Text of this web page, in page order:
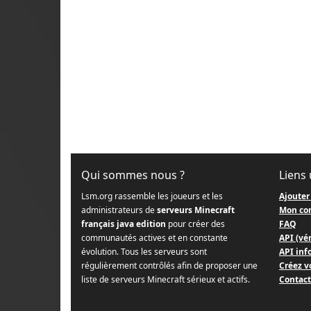
Qui sommes nous ?
Lsm.org rassemble les joueurs et les
administrateurs deserveurs Minecraft
français java edition pour créer des
communautés actives et en constante
évolution. Tous les serveurs sont
régulièrement contrôlés afin de proposer une
liste de serveurs Minecraft sérieux et actifs.
Liens
Mon
FAQ
API
API
Créez
Contact